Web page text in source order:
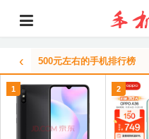
‹ 500元左右的手机排行榜
1 2